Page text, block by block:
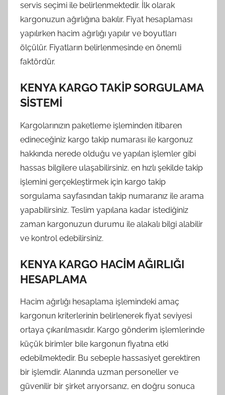
servis seçimi ile belirlenmektedir. İlk olarak
kargonuzun ağırlığına bakılır. Fiyat hesaplaması
yapılırken hacim ağırlığı yapılır ve boyutları
ölçülür. Fiyatların belirlenmesinde en önemli
faktördür.
KENYA KARGO TAKİP SORGULAMA
SİSTEMİ
Kargolarınızın paketleme işleminden itibaren
edineceğiniz kargo takip numarası ile kargonuz
hakkında nerede olduğu ve yapılan işlemler gibi
hassas bilgilere ulaşabilirsiniz. en hızlı şekilde takip
işlemini gerçekleştirmek için kargo takip
sorgulama sayfasından takip numaranız ile arama
yapabilirsiniz. Teslim yapılana kadar istediğiniz
zaman kargonuzun durumu ile alakalı bilgi alabilir
ve kontrol edebilirsiniz.
KENYA KARGO HACİM AĞIRLIĞI
HESAPLAMA
Hacim ağırlığı hesaplama işlemindeki amaç
kargonun kriterlerinin belirlenerek fiyat seviyesi
ortaya çıkarılmasıdır. Kargo gönderim işlemlerinde
küçük birimler bile kargonun fiyatına etki
edebilmektedir. Bu sebeple hassasiyet gerektiren
bir işlemdir. Alanında uzman personeller ve
güvenilir bir şirket arıyorsanız, en doğru sonuca